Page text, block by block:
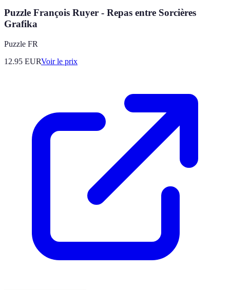
Puzzle François Ruyer - Repas entre Sorcières
Grafika
Puzzle FR
12.95 EURVoir le prix